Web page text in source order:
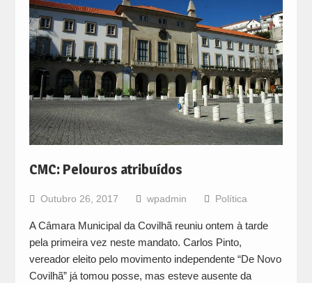
CMC: Pelouros atribuídos
Outubro 26, 2017 wpadmin Política
A Câmara Municipal da Covilhã reuniu ontem à tarde
pela primeira vez neste mandato. Carlos Pinto,
vereador eleito pelo movimento independente “De Novo
Covilhã” já tomou posse, mas esteve ausente da